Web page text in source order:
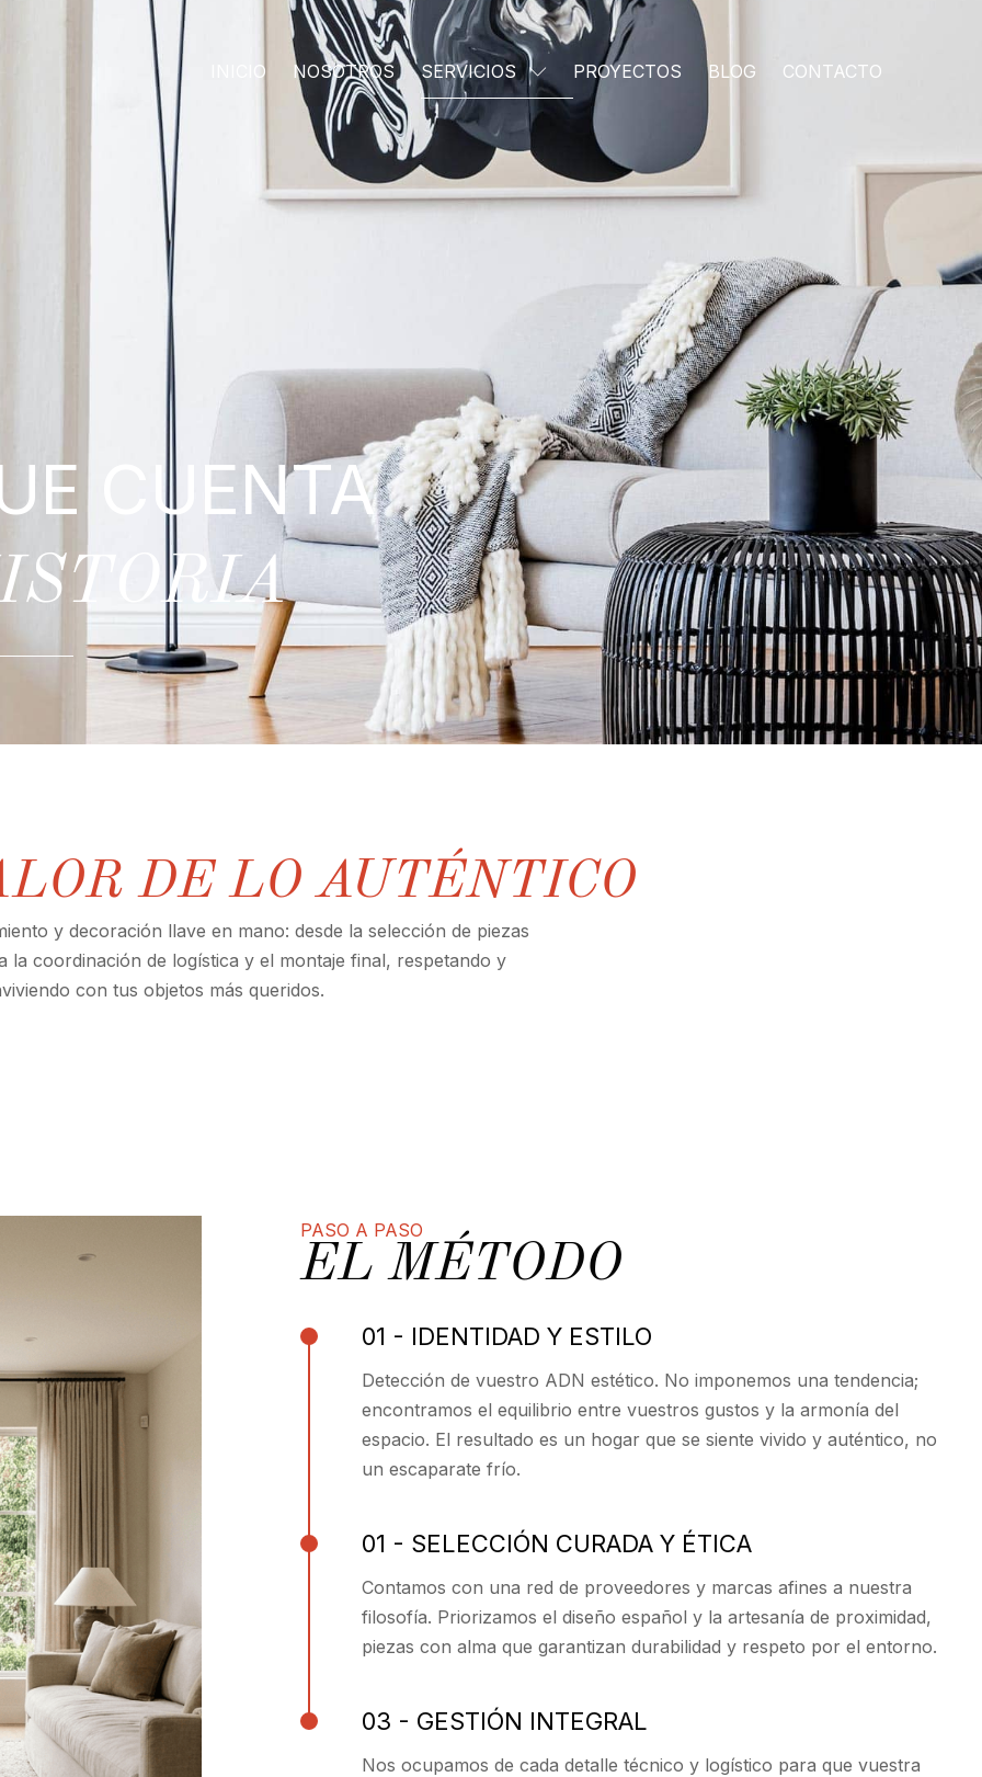
INICIO NOSOTROS SERVICIOS PROYECTOS BLOG CONTACTO
CUENTA
DE LO AUTÉNTICO
y decoración llave en mano: desde la selección de piezas
la coordinación de logística y el montaje final, respetando y
con tus objetos más queridos.
PASO A PASO
EL MÉTODO
01 - IDENTIDAD Y ESTILO
Detección de vuestro ADN estético. No imponemos una tendencia;
encontramos el equilibrio entre vuestros gustos y la armonía del
espacio. El resultado es un hogar que se siente vivido y auténtico, no
un escaparate frío.
01 - SELECCIÓN CURADA Y ÉTICA
Contamos con una red de proveedores y marcas afines a nuestra
filosofía. Priorizamos el diseño español y la artesanía de proximidad,
piezas con alma que garantizan durabilidad y respeto por el entorno.
03 - GESTIÓN INTEGRAL
Nos ocupamos de cada detalle técnico y logístico para que vuestra